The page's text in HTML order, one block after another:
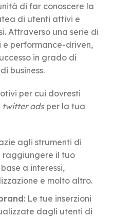
di far conoscere la
di utenti attivi e
Attraverso una serie di
performance-driven,
in grado di
business.
per cui dovresti
twitter adsper la tua
agli strumenti di
il tuo
a interessi,
e molto altro.
: Le tue inserzioni
dagli utenti di